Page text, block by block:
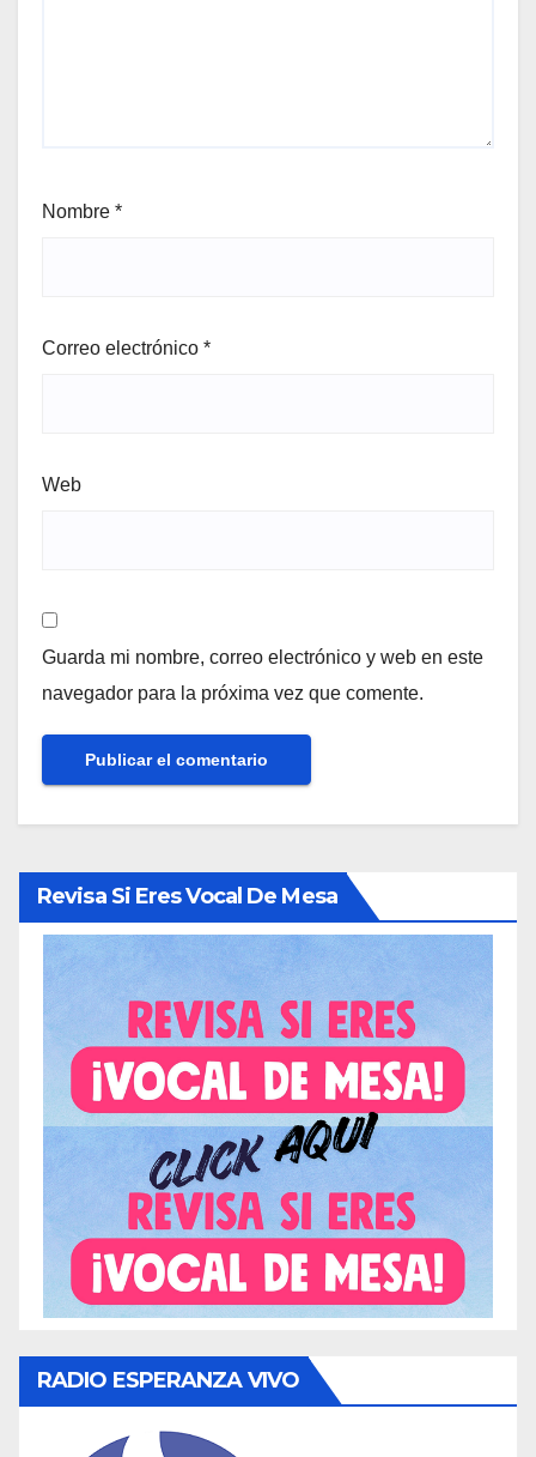
Nombre *
Correo electrónico *
Web
Guarda mi nombre, correo electrónico y web en este
navegador para la próxima vez que comente.
Revisa Si Eres Vocal De Mesa
RADIO ESPERANZA VIVO